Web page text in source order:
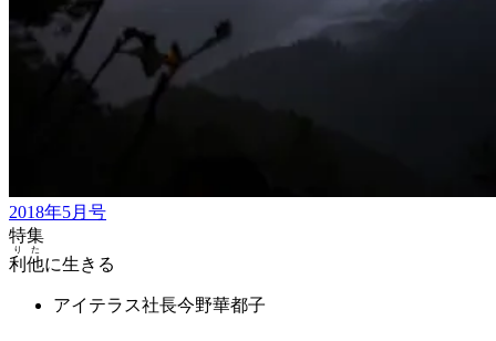
2018年5月号
特集
利他
りた
に生きる
アイテラス社長今野華都子